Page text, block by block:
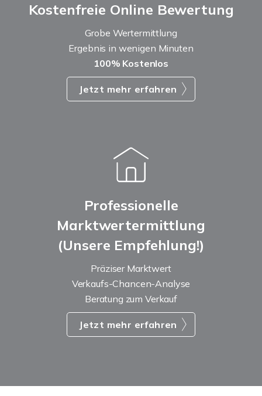
Kostenfreie Online Bewertung
Grobe Wertermittlung
Ergebnis in wenigen Minuten
100% Kostenlos
Jetzt mehr erfahren
Professionelle
Marktwertermittlung
(Unsere Empfehlung!)
Präziser Marktwert
Verkaufs-Chancen-Analyse
Beratung zum Verkauf
Jetzt mehr erfahren